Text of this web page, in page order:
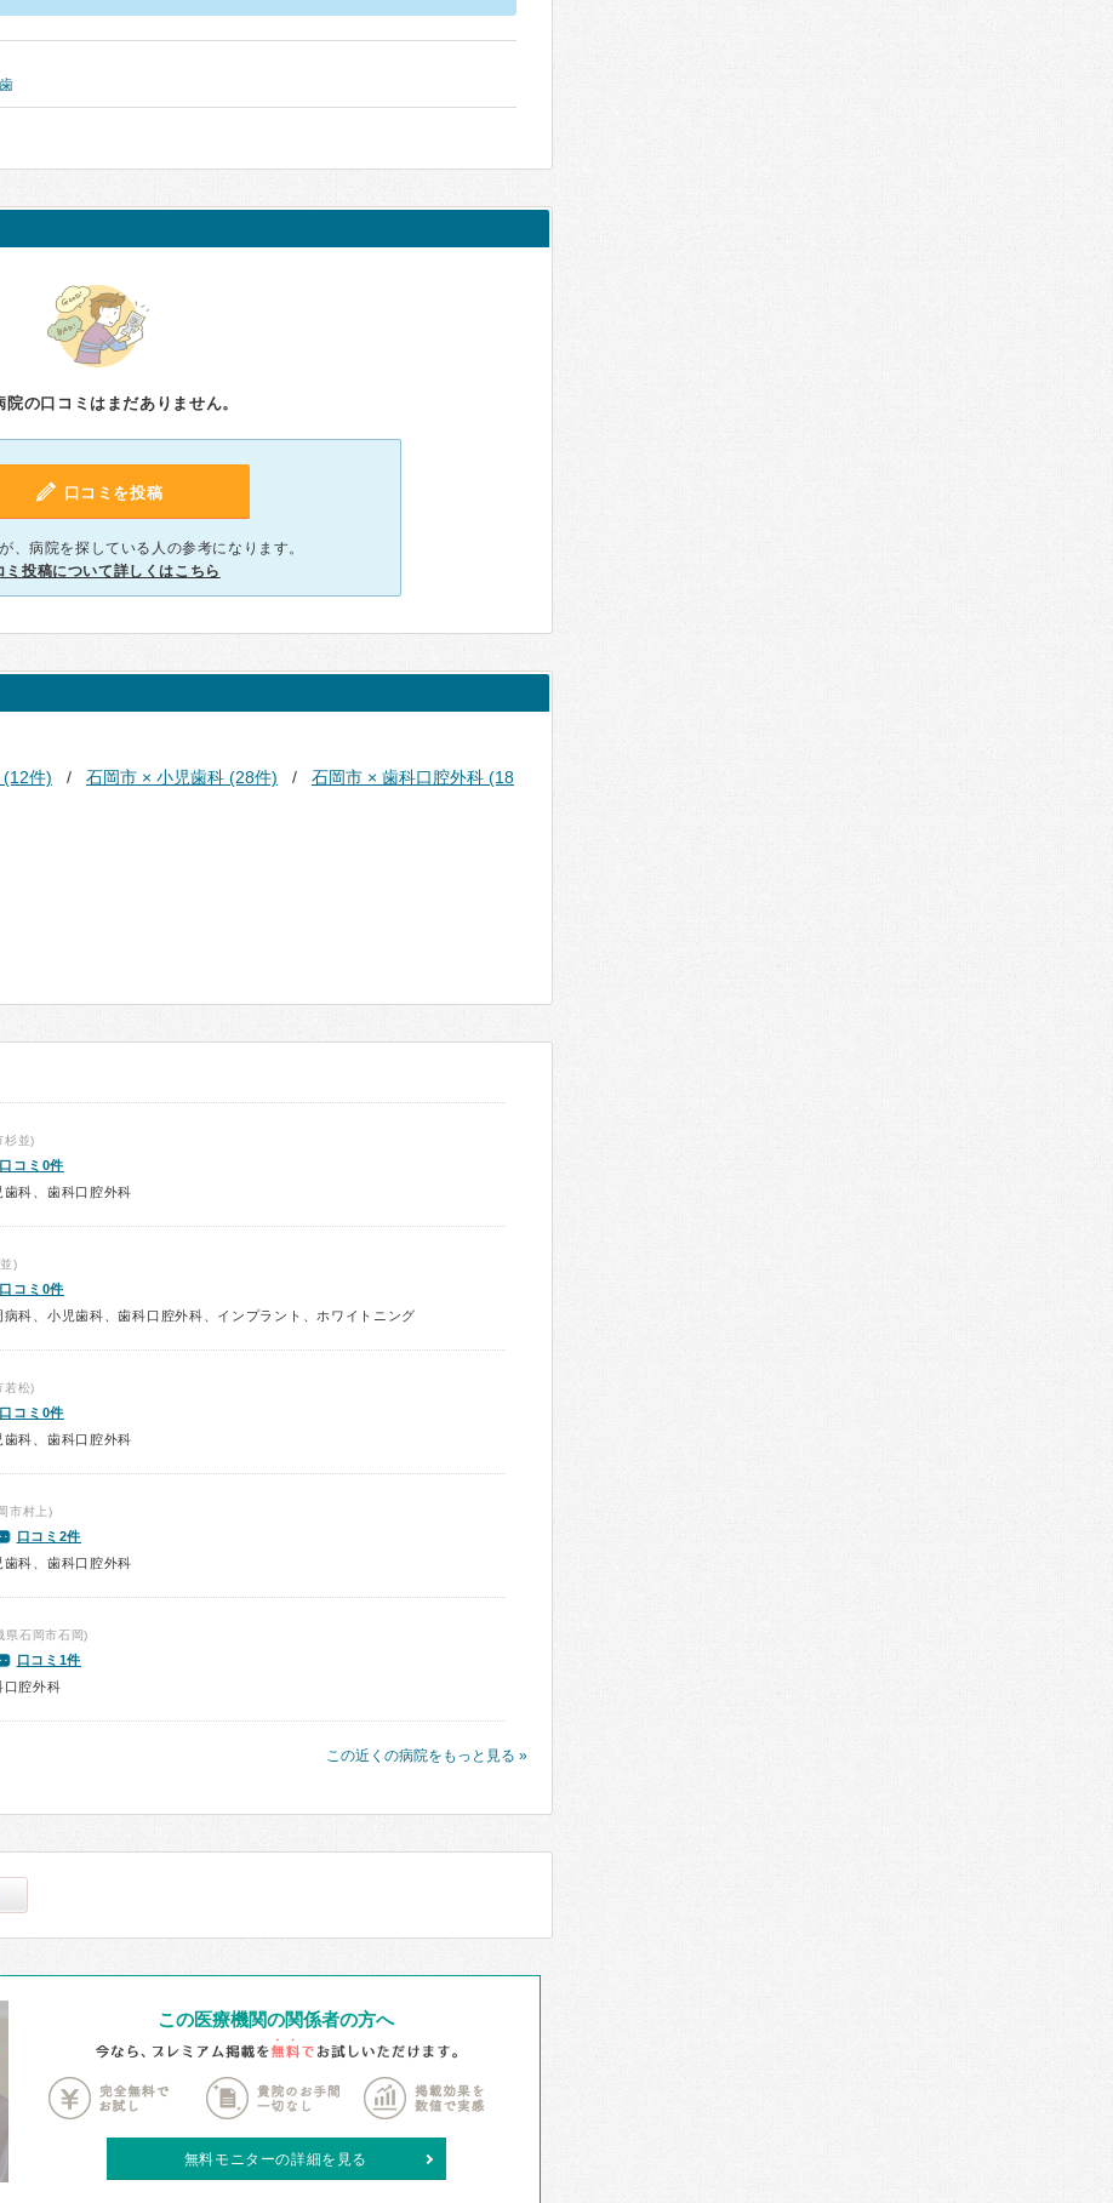
院の口コミはまだありません。
口コミを投稿
、病院を探している人の参考になります。
ミ投稿について詳しくはこちら
件) 石岡市 × 小児歯科 (28件)
石岡市 × 歯科口腔外科 (18
杉並)
口コミ0件
科、歯科口腔外科
)
口コミ0件
科、小児歯科、歯科口腔外科、インプラント、ホワイトニング
若松)
口コミ0件
科、歯科口腔外科
市村上)
口コミ2件
科、歯科口腔外科
県石岡市石岡)
口コミ1件
口腔外科
この近くの病院をもっと見る »
この医療機関の関係者の方へ
無料モニターの詳細を見る